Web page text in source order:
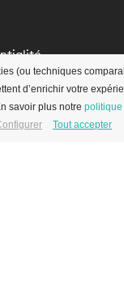
(ou techniques
d’enrichir votre
savoir plus notre politique
Tout accepter